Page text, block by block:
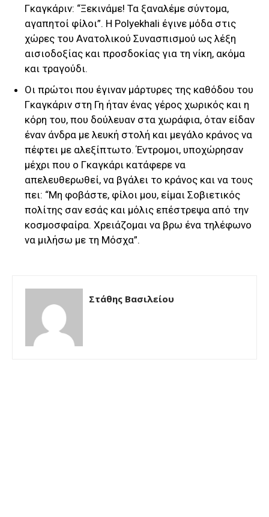
Γκαγκάριν: “Ξεκινάμε! Τα ξαναλέμε σύντομα,
αγαπητοί φίλοι”. Η Polyekhali έγινε μόδα στις
χώρες του Ανατολικού Συνασπισμού ως λέξη
αισιοδοξίας και προσδοκίας για τη νίκη, ακόμα
και τραγούδι.
Οι πρώτοι που έγιναν μάρτυρες της καθόδου του
Γκαγκάριν στη Γη ήταν ένας γέρος χωρικός και η
κόρη του, που δούλευαν στα χωράφια, όταν είδαν
έναν άνδρα με λευκή στολή και μεγάλο κράνος να
πέφτει με αλεξίπτωτο. Έντρομοι, υποχώρησαν
μέχρι που ο Γκαγκάρι κατάφερε να
απελευθερωθεί, να βγάλει το κράνος και να τους
πει: “Μη φοβάστε, φίλοι μου, είμαι Σοβιετικός
πολίτης σαν εσάς και μόλις επέστρεψα από την
κοσμοσφαίρα. Χρειάζομαι να βρω ένα τηλέφωνο
να μιλήσω με τη Μόσχα”.
Στάθης Βασιλείου